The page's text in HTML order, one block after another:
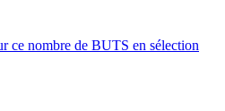
nombre de BUTS en sélection